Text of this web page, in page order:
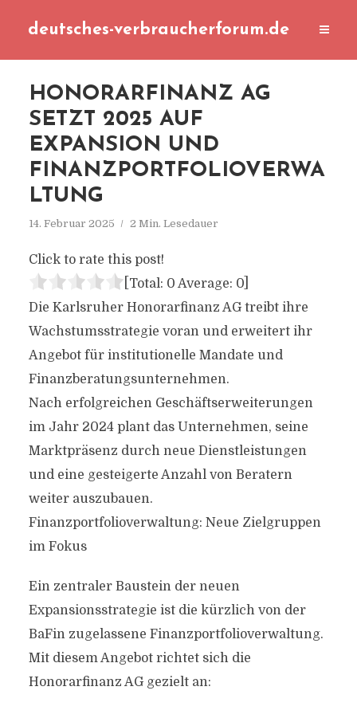
deutsches-verbraucherforum.de
HONORARFINANZ AG
SETZT 2025 AUF
EXPANSION UND
FINANZPORTFOLIOVERWA
LTUNG
14. Februar 2025 2 Min. Lesedauer
Click to rate this post!
[Total: 0 Average: 0]
Die Karlsruher Honorarfinanz AG treibt ihre
Wachstumsstrategie voran und erweitert ihr
Angebot für institutionelle Mandate und
Finanzberatungsunternehmen.
Nach erfolgreichen Geschäftserweiterungen
im Jahr 2024 plant das Unternehmen, seine
Marktpräsenz durch neue Dienstleistungen
und eine gesteigerte Anzahl von Beratern
weiter auszubauen.
Finanzportfolioverwaltung: Neue Zielgruppen
im Fokus
Ein zentraler Baustein der neuen
Expansionsstrategie ist die kürzlich von der
BaFin zugelassene Finanzportfolioverwaltung.
Mit diesem Angebot richtet sich die
Honorarfinanz AG gezielt an: